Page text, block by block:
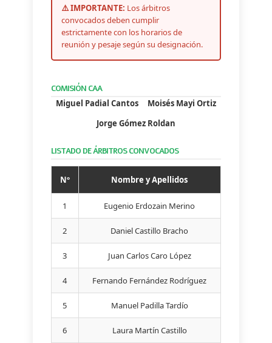
⚠️ IMPORTANTE: Los árbitros
convocados deben cumplir
estrictamente con los horarios de
reunión y pesaje según su designación.
COMISIÓN CAA
Miguel Padial Cantos
Moisés Mayi Ortiz
Jorge Gómez Roldan
LISTADO DE ÁRBITROS CONVOCADOS
Nº Nombre y Apellidos
1 Eugenio Erdozain Merino
2 Daniel Castillo Bracho
3 Juan Carlos Caro López
4 Fernando Fernández Rodríguez
5 Manuel Padilla Tardío
6 Laura Martín Castillo